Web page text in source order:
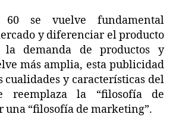
se vuelve fundamental
y diferenciar el producto
demanda de productos y
más amplia, esta publicidad
cualidades y características del
reemplaza la “filosofía de
una “filosofía de marketing”.